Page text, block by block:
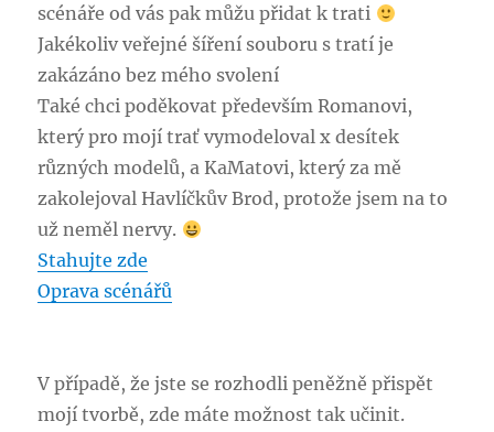
scénáře od vás pak můžu přidat k trati
Jakékoliv veřejné šíření souboru s tratí je
zakázáno bez mého svolení
Také chci poděkovat především Romanovi,
který pro mojí trať vymodeloval x desítek
různých modelů, a KaMatovi, který za mě
zakolejoval Havlíčkův Brod, protože jsem na to
už neměl nervy.
Stahujte zde
Oprava scénářů
V případě, že jste se rozhodli peněžně přispět
mojí tvorbě, zde máte možnost tak učinit.